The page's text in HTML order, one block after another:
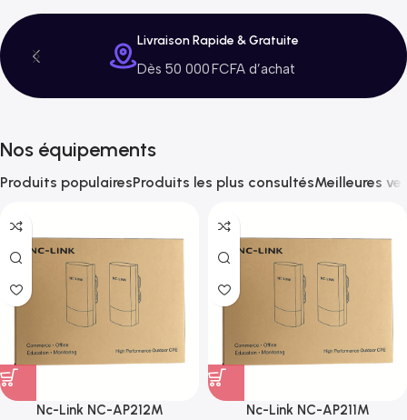
Livraison Rapide & Gratuite
Dès 50 000 FCFA d’achat
Nos équipements
Produits populairesProduits les plus consultésMeilleures
Nc-Link NC-AP212M Nc-Link NC-AP211M